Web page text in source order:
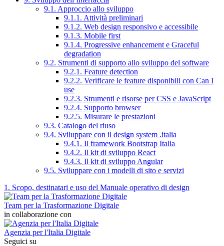
9.1. Approccio allo sviluppo
9.1.1. Attività preliminari
9.1.2. Web design responsivo e accessibile
9.1.3. Mobile first
9.1.4. Progressive enhancement e Graceful
degradation
9.2. Strumenti di supporto allo sviluppo del software
9.2.1. Feature detection
9.2.2. Verificare le feature disponibili con Can I
use
9.2.3. Strumenti e risorse per CSS e JavaScript
9.2.4. Supporto browser
9.2.5. Misurare le prestazioni
9.3. Catalogo del riuso
9.4. Sviluppare con il design system .italia
9.4.1. Il framework Bootstrap Italia
9.4.2. Il kit di sviluppo React
9.4.3. Il kit di sviluppo Angular
9.5. Sviluppare con i modelli di sito e servizi
1. Scopo, destinatari e uso del Manuale operativo di design
Team per la Trasformazione Digitale
in collaborazione con
Agenzia per l'Italia Digitale
Seguici su